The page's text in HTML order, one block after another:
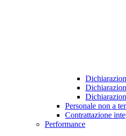
Personale non a
Contrattazione
Performance